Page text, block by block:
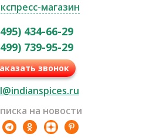
магазин
434-66-29
739-95-29
звонок
на новости